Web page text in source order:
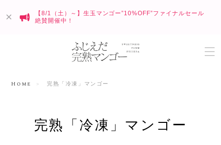
【8/1（土）～】生玉マンゴー”10%OFF”ファイナルセール
絶賛開催中！
Home 完熟「冷凍」マンゴー
完熟「冷凍」マンゴー